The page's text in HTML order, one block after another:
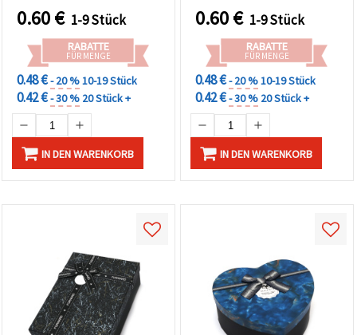
40x40x30 mm
0.60€ 1-9 Stück
RABATTE
FÜR MENGE
0.48 €- 20 %10-19 Stück
0.42 €- 30 % 20 Stück +
IN DEN WARENKORB
Partydekoration – 50~55 x
38~42 x 50~52 mm
0.60€ 1-9 Stück
RABATTE
FÜR MENGE
0.48 €- 20 %10-19 Stück
0.42 €- 30 % 20 Stück +
IN DEN WARENKORB